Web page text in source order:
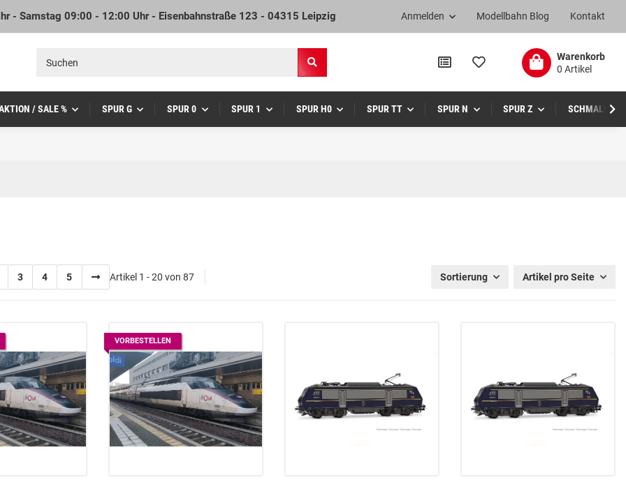
- Samstag 09:00 - 12:00 Uhr - Eisenbahnstraße 123 - 04315 Leipzig Kontakt
Modellbahn Blog
Anmelden
Warenkorb
0 Artikel
/ SALE % SPUR G SPUR 0 SPUR 1 SPUR H0 SPUR TT SPUR N SPUR Z SCHMALSPUR
Sortierung Artikel pro Seite
Artikel 1 - 20 von 87
3 4 5
VORBESTELLEN